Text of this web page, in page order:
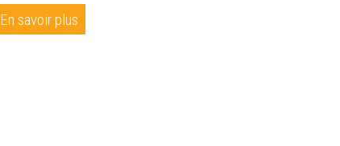
En savoir plus